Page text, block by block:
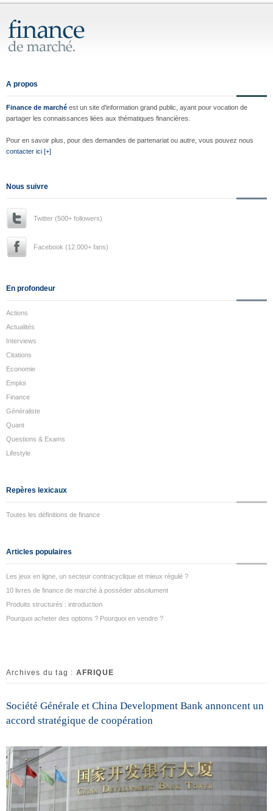
A propos
Finance de marché est un site d'information grand public, ayant pour vocation de
partager les connaissances liées aux thématiques financières.
Pour en savoir plus, pour des demandes de partenariat ou autre, vous pouvez nous
contacter ici [+]
Nous suivre
Twitter (500+ followers)
Facebook (12.000+ fans)
En profondeur
Actions
Actualités
Interviews
Citations
Economie
Emploi
Finance
Généraliste
Quant
Questions & Exams
Lifestyle
Repères lexicaux
Toutes les définitions de finance
Articles populaires
Les jeux en ligne, un secteur contracyclique et mieux régulé ?
10 livres de finance de marché à posséder absolument
Produits structurés : introduction
Pourquoi acheter des options ? Pourquoi en vendre ?
Archives du tag : AFRIQUE
Société Générale et China Development Bank annoncent un
accord stratégique de coopération